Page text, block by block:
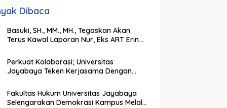
Dibaca
Basuki, SH., MM., MH., Tegaskan Akan
Terus Kawal Laporan Nur, Eks ART Erin
Perkuat Kolaborasi; Universitas
Jayabaya Teken Kerjasama Dengan
Kandangan Kalsel
Fakultas Hukum Universitas Jayabaya
Selengarakan Demokrasi Kampus Melalui